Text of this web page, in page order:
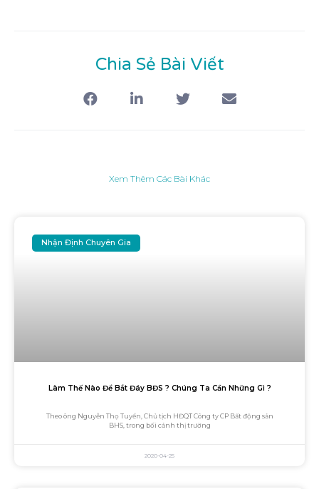
Chia Sẻ Bài Viết
Xem Thêm Các Bài Khác
Nhận Định Chuyên Gia
Làm Thế Nào Để Bắt Đáy BĐS ? Chúng Ta Cần Những Gì ?
Theo ông Nguyễn Thọ Tuyển, Chủ tịch HĐQT Công ty CP Bất động sản
BHS, trong bối cảnh thị trường
2020-04-25